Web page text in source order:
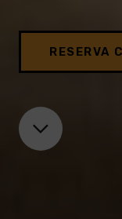
RESERVA